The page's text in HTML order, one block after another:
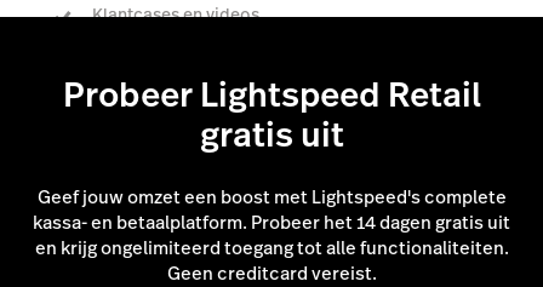
Klantcases en videos
Praat met een expert
Probeer Lightspeed Retail
gratis uit
Geef jouw omzet een boost met Lightspeed's complete
kassa- en betaalplatform. Probeer het 14 dagen gratis uit
en krijg ongelimiteerd toegang tot alle functionaliteiten.
Geen creditcard vereist.